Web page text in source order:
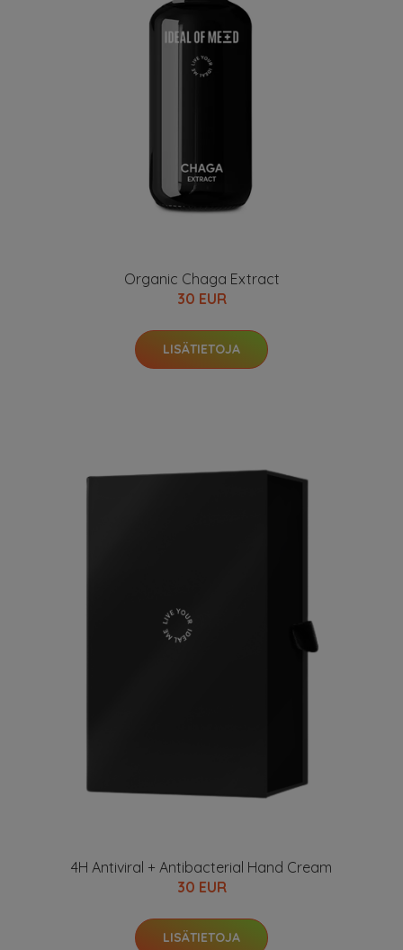
Organic Chaga Extract
30 EUR
LISÄTIETOJA
4H Antiviral + Antibacterial Hand Cream
30 EUR
LISÄTIETOJA